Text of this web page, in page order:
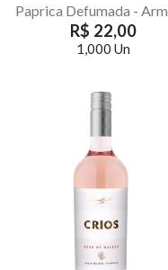
R$ 22,00
1,000 Un